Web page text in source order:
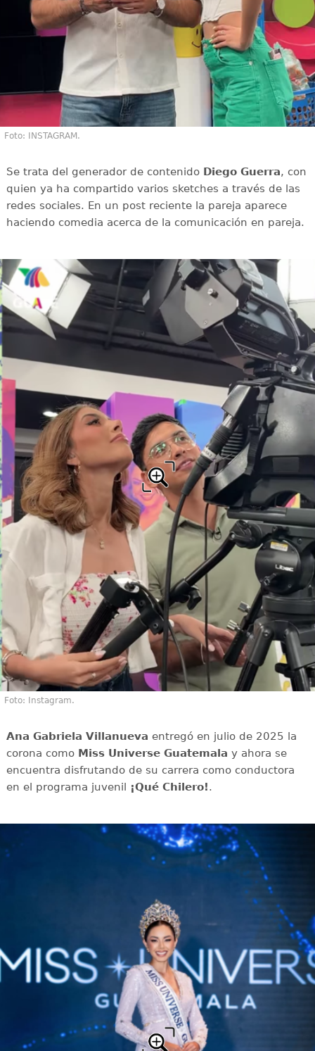
Foto: INSTAGRAM.
Se trata del generador de contenido Diego Guerra, con
quien ya ha compartido varios sketches a través de las
redes sociales. En un post reciente la pareja aparece
haciendo comedia acerca de la comunicación en pareja.
Foto: Instagram.
Ana Gabriela Villanueva entregó en julio de 2025 la
corona como Miss Universe Guatemala y ahora se
encuentra disfrutando de su carrera como conductora
en el programa juvenil ¡Qué Chilero!.